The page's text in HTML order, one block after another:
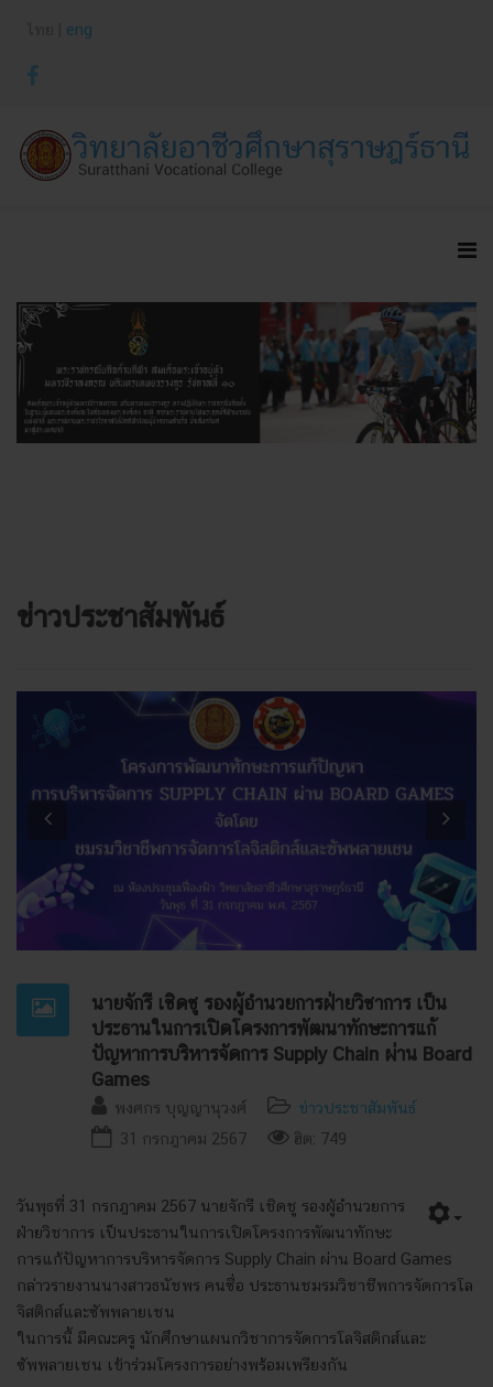
eng
ข่าวประชาสัมพันธ์
Previous Next
นายจักรี เชิดชู รองผู้อำนวยการฝ่ายวิชาการ เป็น
ประธานในการเปิดโครงการพัฒนาทักษะการแก้
ปัญหาการบริหารจัดการ Supply Chain ผ่าน Board
Games
พงศกร บุญญานุวงศ์
ข่าวประชาสัมพันธ์
31 กรกฎาคม 2567
ฮิต: 749
วันพุธที่ 31 กรกฎาคม 2567 นายจักรี เชิดชู รองผู้อำนวยการ
ฝ่ายวิชาการ เป็นประธานในการเปิดโครงการพัฒนาทักษะ
การแก้ปัญหาการบริหารจัดการ Supply Chain ผ่าน Board Games
กล่าวรายงานนางสาวธนัชพร คนซื่อ ประธานชมรมวิชาชีพการจัดการโล
จิสติกส์และซัพพลายเชน
ในการนี้ มีคณะครู นักศึกษาแผนกวิชาการจัดการโลจิสติกส์และ
ซัพพลายเชน เข้าร่วมโครงการอย่างพร้อมเพรียงกัน